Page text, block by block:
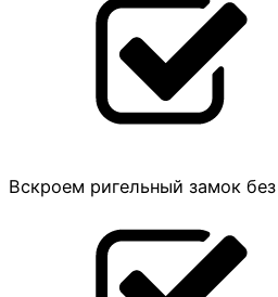
Вскроем ригельный замок